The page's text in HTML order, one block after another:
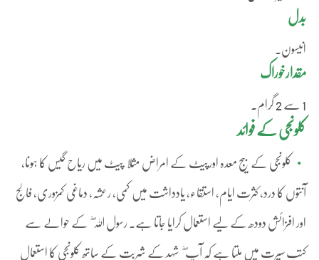
بدل
انیسون۔
مقدارخوراک
1 سے 2 گرام۔
کلونجی کے فوائد
کلونجی کے بیج معدہ اورپیٹ کے امراض مثلا پیٹ میں ریاح گیس کا ہونا،
آنتوں کا درد، کثرت ایام، استقاء، یادداشت میں کمی، رعشہ، دماغی کمزوری، فالج
اور افزائش دودھ کے لیے استعمال کرایا جاتا ہے۔ رسول اللہ ۖ کے حوالے سے
کتب سیرت میں ملتا ہے کہ آپ ۖ شہد کے شربت کے ساتھ کلونجی کا استعمال